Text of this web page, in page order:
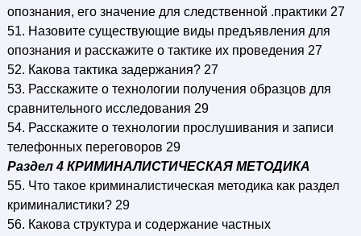
опознания, его значение для следственной .практики 27
51. Назовите существующие виды предъявления для
опознания и расскажите о тактике их проведения 27
52. Какова тактика задержания? 27
53. Расскажите о технологии получения образцов для
сравнительного исследования 29
54. Расскажите о технологии прослушивания и записи
телефонных переговоров 29
Раздел 4 КРИМИНАЛИСТИЧЕСКАЯ МЕТОДИКА
55. Что такое криминалистическая методика как раздел
криминалистики? 29
56. Какова структура и содержание частных